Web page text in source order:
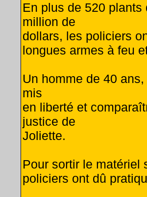
En plus de 520
million de
dollars, les policiers
longues armes à feu
Un homme de 40
mis
en liberté et
justice de
Joliette.
Pour sortir le matériel
policiers ont dû